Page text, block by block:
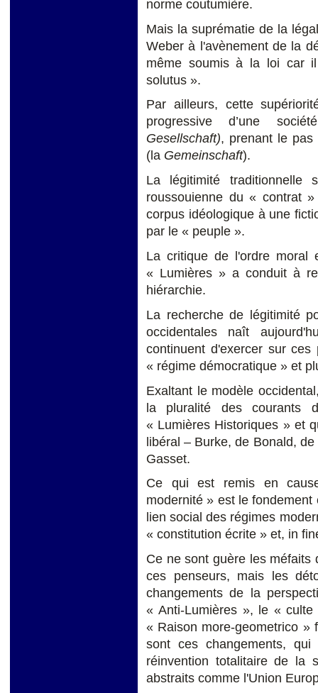
norme coutumière.
Mais la suprématie de la
Weber à l'avènement de la
même soumis à la loi car
solutus ».
Par ailleurs, cette
progressive d’une
Gesellschaft), prenant le pas
(la Gemeinschaft).
La légitimité
roussouienne du « contrat
corpus idéologique à une
par le « peuple ».
La critique de l'ordre moral
« Lumières » a conduit à
hiérarchie.
La recherche de légitimité
occidentales naît
continuent d'exercer sur
« régime démocratique » et
Exaltant le modèle
la pluralité des courants
« Lumières Historiques » et
libéral – Burke, de Bonald,
Gasset.
Ce qui est remis en
modernité » est le
lien social des régimes
« constitution écrite » et, in
Ce ne sont guère les méfaits
ces penseurs, mais les
changements de la
« Anti-Lumières », le «
« Raison more-geometrico »
sont ces changements,
réinvention totalitaire de la
abstraits comme l'Union